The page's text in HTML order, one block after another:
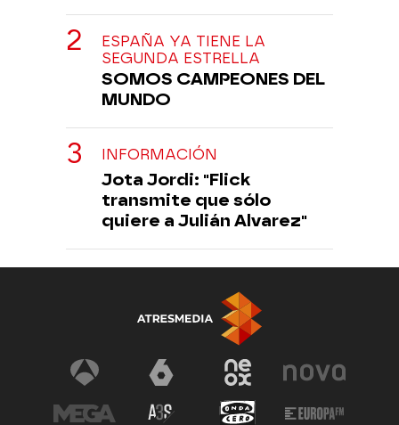
ESPAÑA YA TIENE LA
SEGUNDA ESTRELLA
SOMOS CAMPEONES DEL
MUNDO
INFORMACIÓN
Jota Jordi: "Flick
transmite que sólo
quiere a Julián Alvarez"